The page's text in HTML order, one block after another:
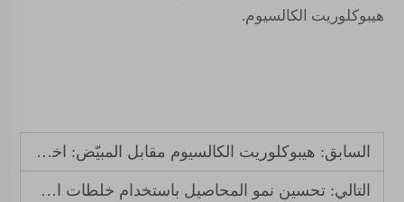
هيبوكلوريت الكالسيوم.
السابق: هيبوكلوريت الكالسيوم مقابل المبيّض: اختيار مطهّر مناسب
التالي: تحسين نمو المحاصيل باستخدام خلطات الأسمدة الزراعية الممتازة